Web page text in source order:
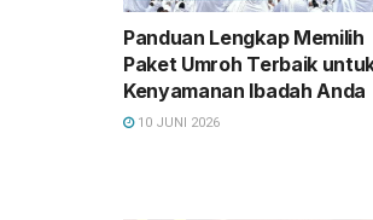
Panduan Lengkap Memilih
Paket Umroh Terbaik
Kenyamanan Ibadah Anda
10 JUNI 2026